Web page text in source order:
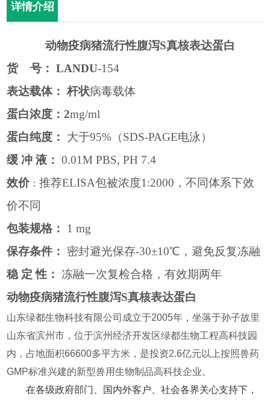
详情介绍
动物疫病猪流行性腹泻S真核表达蛋白
货
号： LANDU-154
表达载体： 杆状病毒载体
蛋白浓度：2mg/ml
蛋白纯度：
大于95% （SDS-PAGE电泳）
缓 冲 液： 0.01M PBS, PH 7.4
效价：推荐ELISA包被浓度1:2000 ，不同体系下效
价不同
包装规格：
1 mg
保存条件：
密封避光保存-30±10℃，避免反复冻融
稳 定 性：
冻融一次复检合格，有效期两年
动物疫病猪流行性腹泻S真核表达蛋白
山东绿都生物科技有限公司成立于2005年，坐落于孙子故里
山东省滨州市，位于滨州经济开发区绿都生物工程高科技园
内，占地面积66600多平方米，是投资2.6亿元以上按照兽药
GMP标准兴建的新型兽用生物制品高科技企业。
在各级政府部门、国内外客户、社会各界关心支持下，